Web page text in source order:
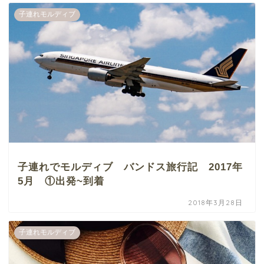
子連れモルディブ
子連れでモルディブ バンドス旅行記 2017年
5月 ①出発~到着
2018年3月28日
子連れモルディブ